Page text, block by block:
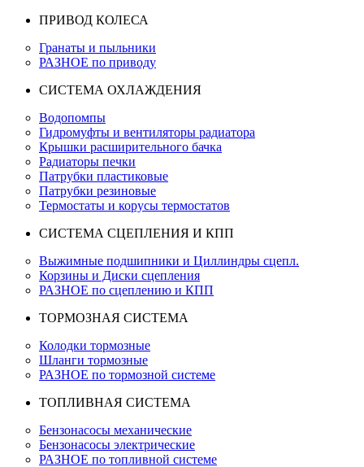
ПРИВОД КОЛЕСА
Гранаты и пыльники
РАЗНОЕ по приводу
СИСТЕМА ОХЛАЖДЕНИЯ
Водопомпы
Гидромуфты и вентиляторы радиатора
Крышки расширительного бачка
Радиаторы печки
Патрубки пластиковые
Патрубки резиновые
Термостаты и корусы термостатов
СИСТЕМА СЦЕПЛЕНИЯ И КПП
Выжимные подшипники и Циллиндры сцепл.
Корзины и Диски сцепления
РАЗНОЕ по сцеплению и КПП
ТОРМОЗНАЯ СИСТЕМА
Колодки тормозные
Шланги тормозные
РАЗНОЕ по тормозной системе
ТОПЛИВНАЯ СИСТЕМА
Бензонасосы механические
Бензонасосы электрические
РАЗНОЕ по топливной системе